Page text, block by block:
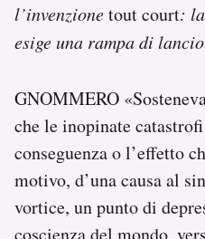
l’invenzionetout court:
esige una rampa di
GNOMMERO
che le inopinate
conseguenza o l’effetto
motivo, d’una causa al
vortice, un punto di
coscienza del mondo,